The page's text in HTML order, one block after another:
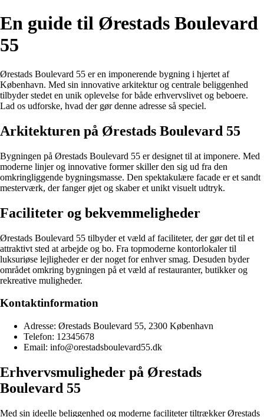
En guide til Ørestads Boulevard
55
Ørestads Boulevard 55 er en imponerende bygning i hjertet af
København. Med sin innovative arkitektur og centrale beliggenhed
tilbyder stedet en unik oplevelse for både erhvervslivet og beboere.
Lad os udforske, hvad der gør denne adresse så speciel.
Arkitekturen på Ørestads Boulevard 55
Bygningen på Ørestads Boulevard 55 er designet til at imponere. Med
moderne linjer og innovative former skiller den sig ud fra den
omkringliggende bygningsmasse. Den spektakulære facade er et sandt
mesterværk, der fanger øjet og skaber et unikt visuelt udtryk.
Faciliteter og bekvemmeligheder
Ørestads Boulevard 55 tilbyder et væld af faciliteter, der gør det til et
attraktivt sted at arbejde og bo. Fra topmoderne kontorlokaler til
luksuriøse lejligheder er der noget for enhver smag. Desuden byder
området omkring bygningen på et væld af restauranter, butikker og
rekreative muligheder.
Kontaktinformation
Adresse: Ørestads Boulevard 55, 2300 København
Telefon: 12345678
Email: info@orestadsboulevard55.dk
Erhvervsmuligheder på Ørestads
Boulevard 55
Med sin ideelle beliggenhed og moderne faciliteter tiltrækker Ørestads